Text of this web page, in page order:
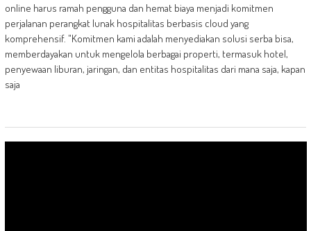
online harus ramah pengguna dan hemat biaya menjadi komitmen
perjalanan perangkat lunak hospitalitas berbasis cloud yang
komprehensif. "Komitmen kami adalah menyediakan solusi serba bisa,
memberdayakan untuk mengelola berbagai properti, termasuk hotel,
penyewaan liburan, jaringan, dan entitas hospitalitas dari mana saja, kapan
saja